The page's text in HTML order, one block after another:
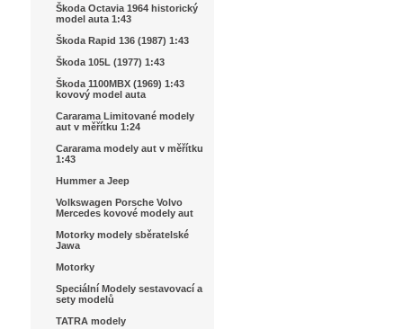
Škoda Octavia 1964 historický
model auta 1:43
Škoda Rapid 136 (1987) 1:43
Škoda 105L (1977) 1:43
Škoda 1100MBX (1969) 1:43
kovový model auta
Cararama Limitované modely
aut v měřítku 1:24
Cararama modely aut v měřítku
1:43
Hummer a Jeep
Volkswagen Porsche Volvo
Mercedes kovové modely aut
Motorky modely sběratelské
Jawa
Motorky
Speciální Modely sestavovací a
sety modelů
TATRA modely